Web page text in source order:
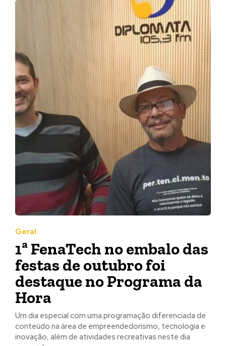
Geral
1ª FenaTech no embalo das
festas de outubro foi
destaque no Programa da
Hora
Um dia especial com uma programação diferenciada de
conteúdo na área de empreendedorismo, tecnologia e
inovação, além de atividades recreativas neste dia